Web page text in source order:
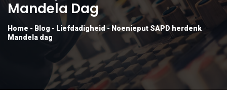
Mandela Dag
Home - Blog - Liefdadigheid- Noenieput SAPD herdenk
Mandela dag